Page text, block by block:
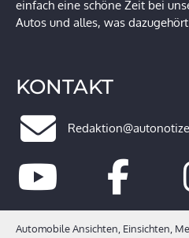
einfach eine schöne Zeit bei
Autos und alles, was dazugehört.
KONTAKT
Automobile Ansichten, Einsichten,